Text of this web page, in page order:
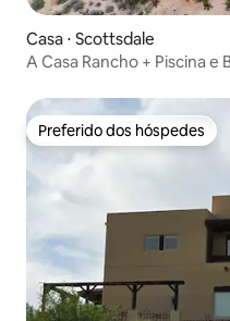
Casa ⋅ Scottsdale
A Casa Rancho + Piscina
Preferido dos hóspedes
Preferido dos hóspedes